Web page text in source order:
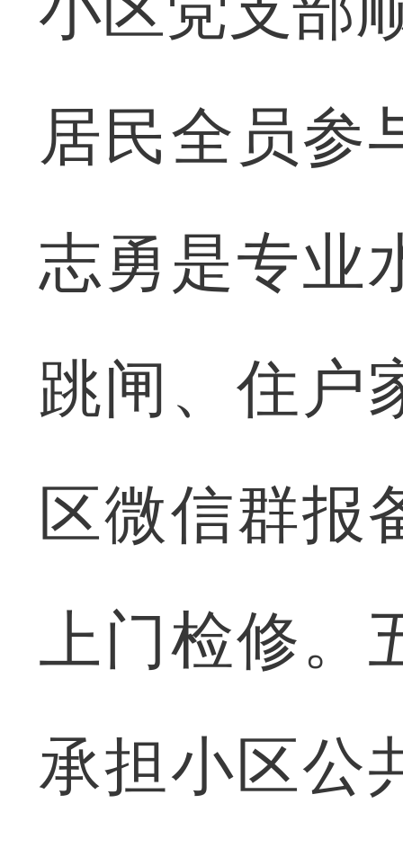
居民全员参
志勇是专业
跳闸、住户
区微信群报
上门检修。
承担小区公